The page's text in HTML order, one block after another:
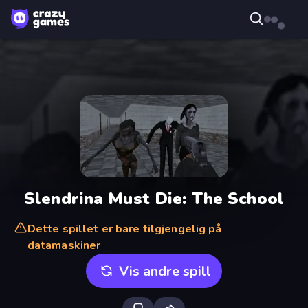
Slendrina Must Die: The School
Dette spillet er bare tilgjengelig på
datamaskiner
Vis andre spill